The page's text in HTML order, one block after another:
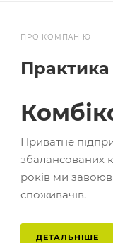
ПРО КОМПАНІЮ
Практика
Приватне
збалансованих
років ми
споживачів.
ДЕТАЛЬНІШЕ